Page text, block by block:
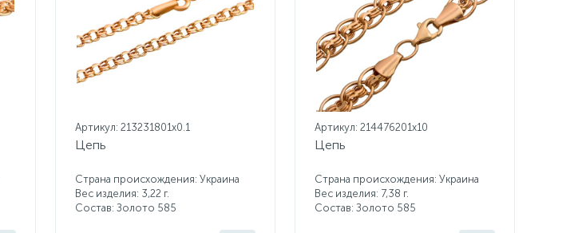
Артикул: 213231801x0.1
Цепь
Страна происхождения: Украина
Вес изделия: 3,22 г.
Состав: Золото 585
Артикул: 214476201x10
Цепь
Страна происхождения: Украина
Вес изделия: 7,38 г.
Состав: Золото 585